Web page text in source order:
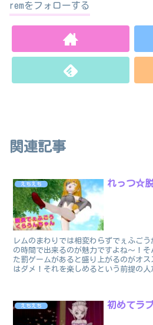
remをフォローする
関連記事
えちえち れっつ☆
レムのまわりでは相変わらずでぇふご
の時間で出来るのが魅力ですよね～！
た罰ゲームがあると盛り上がるのがオ
はダメ！それを楽しめるという前提の
えちえち 初めてラ